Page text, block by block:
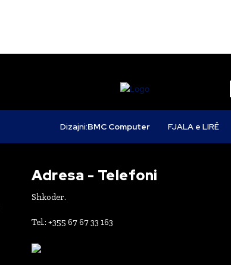
Dizajni:BMC Computer FJALA e LIRË
Adresa - Telefoni
Shkoder.
Tel.: +355 67 67 33 163